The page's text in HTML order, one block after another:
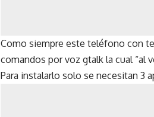
Como siempre este teléfono con
comandos por voz gtalk la cual “al
Para instalarlo solo se necesitan 3